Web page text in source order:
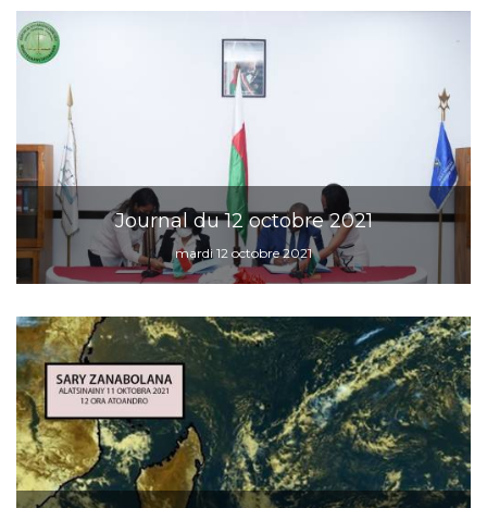
Journal du 12 octobre 2021
mardi 12 octobre 2021